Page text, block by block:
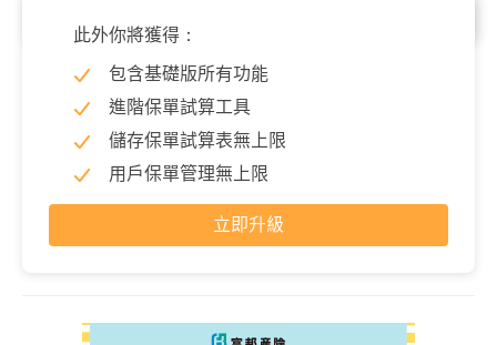
輕度癌症
此外你將獲得：
包含基礎版所有功能
進階保單試算工具
儲存保單試算表無上限
用戶保單管理無上限
立即升級